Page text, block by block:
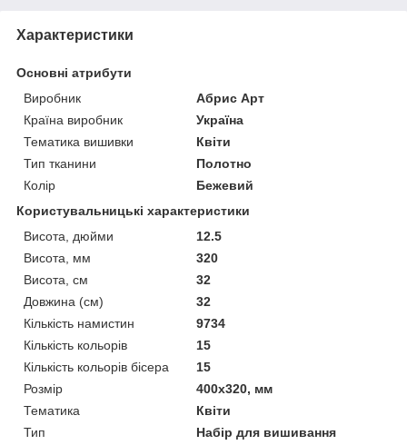
Характеристики
Основні атрибути
Виробник
Абрис Арт
Країна виробник
Україна
Тематика вишивки
Квіти
Тип тканини
Полотно
Колір
Бежевий
Користувальницькі характеристики
Висота, дюйми
12.5
Висота, мм
320
Висота, см
32
Довжина (см)
32
Кількість намистин
9734
Кількість кольорів
15
Кількість кольорів бісера
15
Розмір
400x320, мм
Тематика
Квіти
Тип
Набір для вишивання